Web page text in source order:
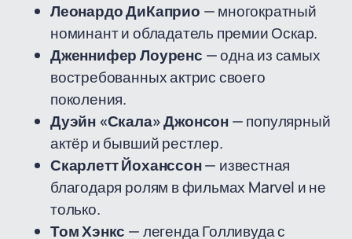
Леонардо ДиКаприо — многократный
номинант и обладатель премии Оскар.
Дженнифер Лоуренс — одна из самых
востребованных актрис своего
поколения.
Дуэйн «Скала» Джонсон— популярный
актёр и бывший рестлер.
Скарлетт Йоханссон— известная
благодаря ролям в фильмах Marvel и не
только.
Том Хэнкс — легенда Голливуда с